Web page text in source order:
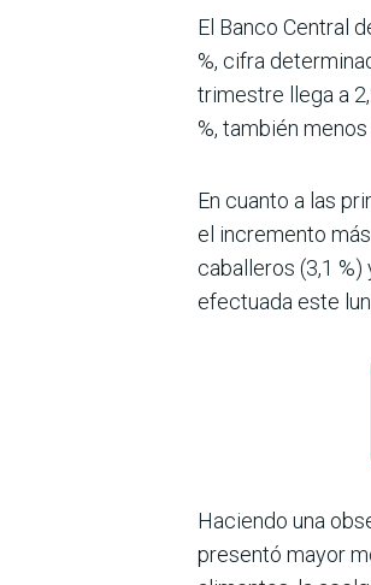
El Banco Central
%, cifra
trimestre llega a
%, también
En cuanto a las
el incre­mento
caballeros (3,1
efectuada este
Haciendo una
pre­sentó mayor